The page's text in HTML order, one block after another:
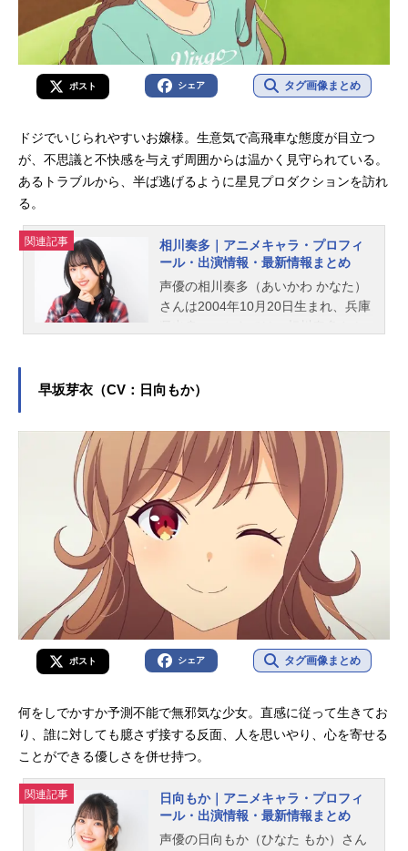
ポスト シェア タグ画像まとめ
ドジでいじられやすいお嬢様。生意気で高飛車な態度が目立つ
が、不思議と不快感を与えず周囲からは温かく見守られている。
あるトラブルから、半ば逃げるように星見プロダクションを訪れ
る。
関連記事
相川奏多｜アニメキャラ・プロフィ
ール・出演情報・最新情報まとめ
声優の相川奏多（あいかわ かなた）
さんは2004年10月20日生まれ、兵庫
早坂芽衣（CV：日向もか）
ポスト シェア タグ画像まとめ
何をしでかすか予測不能で無邪気な少女。直感に従って生きてお
り、誰に対しても臆さず接する反面、人を思いやり、心を寄せる
ことができる優しさを併せ持つ。
関連記事
日向もか｜アニメキャラ・プロフィ
ール・出演情報・最新情報まとめ
声優の日向もか（ひなた もか）さん